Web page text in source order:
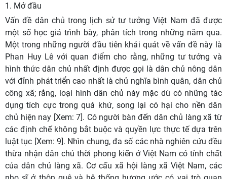
1. Mở đầu
Vấn đề dân chủ trong lịch sử tư tưởng Việt Nam đã được
một số học giả trình bày, phân tích trong những năm qua.
Một trong những người đầu tiên khái quát về vấn đề này là
Phan Huy Lê với quan điểm cho rằng, những tư tưởng và
hình thức dân chủ nhất định được gọi là dân chủ nông dân
với đỉnh phát triển cao nhất là chủ nghĩa bình quân, dân chủ
công xã; rằng, loại hình dân chủ này mặc dù có những tác
dụng tích cực trong quá khứ, song lại có hại cho nền dân
chủ hiện nay [Xem: 7]. Có người bàn đến dân chủ làng xã từ
các định chế không bắt buộc và quyền lực thực tế dựa trên
luật tục [Xem: 9]. Nhìn chung, đa số các nhà nghiên cứu đều
thừa nhận dân chủ thời phong kiến ở Việt Nam có tính chất
của dân chủ làng xã. Cơ cấu xã hội làng xã Việt Nam, các